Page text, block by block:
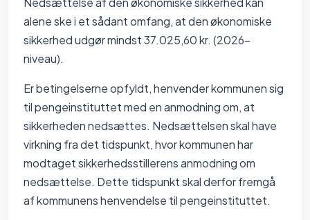
alene ske i et sådant omfang, at den økonomiske
sikkerhed udgør mindst 37.025,60 kr. (2026-
niveau).
Er betingelserne opfyldt, henvender kommunen sig
til pengeinstituttet med en anmodning om, at
sikkerheden nedsættes. Nedsættelsen skal have
virkning fra det tidspunkt, hvor kommunen har
modtaget sikkerhedsstillerens anmodning om
nedsættelse. Dette tidspunkt skal derfor fremgå
af kommunens henvendelse til pengeinstituttet.